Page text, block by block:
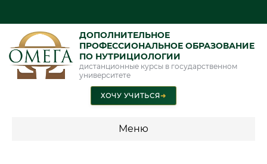
ДОПОЛНИТЕЛЬНОЕ
ПРОФЕССИОНАЛЬНОЕ ОБРАЗОВАНИЕ
ПО НУТРИЦИОЛОГИИ
дистанционные курсы в государственном
университете
ХОЧУ УЧИТЬСЯ➜
Меню